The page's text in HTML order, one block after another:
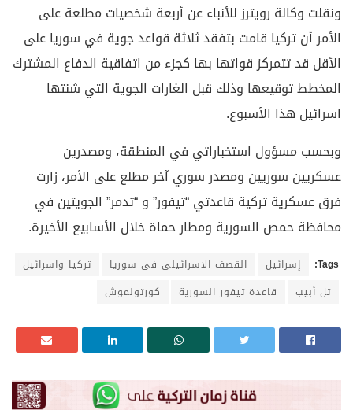
ونقلت وكالة رويترز للأنباء عن أربعة شخصيات مطلعة على
الأمر أن تركيا قامت بتفقد ثلاثة قواعد جوية في سوريا على
الأقل قد تتمركز قواتها بها كجزء من اتفاقية الدفاع المشترك
المخطط توقيعها وذلك قبل الغارات الجوية التي شنتها
اسرائيل هذا الأسبوع.
وبحسب مسؤول استخباراتي في المنطقة، ومصدرين
عسكريين سوريين ومصدر سوري آخر مطلع على الأمر، زارت
فرق عسكرية تركية قاعدتي “تيفور” و “تدمر” الجويتين في
محافظة حمص السورية ومطار حماة خلال الأسابيع الأخيرة.
Tags: إسرائيل القصف الاسرائيلي في سوريا
تركيا واسرائيل
تل أبيب
قاعدة تيفور السورية كورتولموش